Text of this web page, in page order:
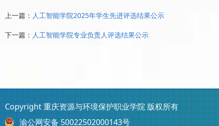
上一篇： 人工智能学院2025年学生先进评选结果公示
下一篇： 人工智能学院专业负责人评选结果公示
Copyright 重庆资源与环境保护职业学院 版权所有
渝公网安备 50022502000143号